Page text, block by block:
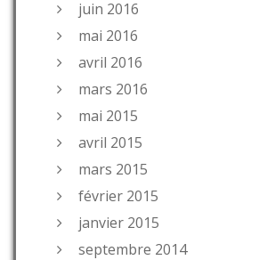
juin 2016
mai 2016
avril 2016
mars 2016
mai 2015
avril 2015
mars 2015
février 2015
janvier 2015
septembre 2014